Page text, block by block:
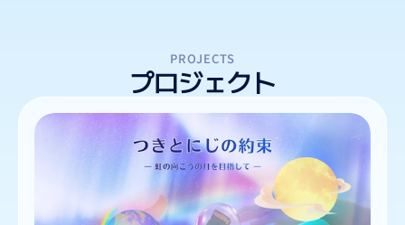
PROJECTS
プロジェクト